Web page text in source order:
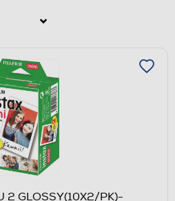
2 GLOSSY(10X2/PK)-